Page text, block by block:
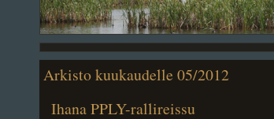
Arkisto kuukaudelle 05/2012
Ihana PPLY-rallireissu